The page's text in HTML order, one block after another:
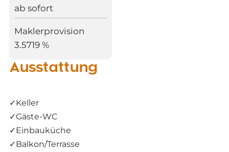
ab sofort
Maklerprovision
3.5719 %
Ausstattung
✓Keller
✓Gäste-WC
✓Einbauküche
✓Balkon/Terrasse